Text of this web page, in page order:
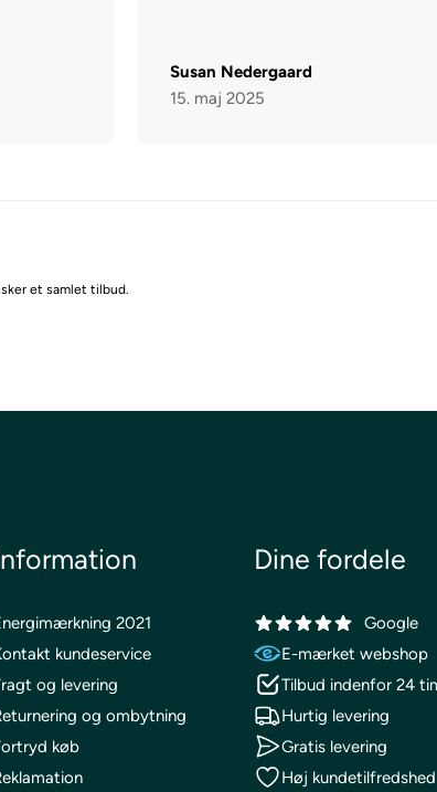
Susan Nedergaard
15. maj 2025
et samlet tilbud.
2021
kundeservice
og levering
og ombytning
køb
Dine fordele
Google
E-mærket webshop
Tilbud indenfor 24
Hurtig levering
Gratis levering
Høj kundetilfredshed